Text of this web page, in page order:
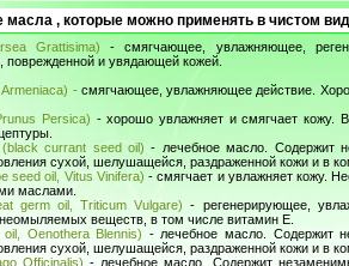
, которые можно применять в чистом
Grattisima) - смягчающее, увлажняющее,
поврежденной и увядающей кожей.
-смягчающее, увлажняющее действие.
Persica) - хорошо увлажняет и смягчает кожу.
currant seed oil) - лечебное масло. Содержит
сухой, шелушащейся, раздраженной кожи и в
seed oil, Vitus Vinifera) - смягчает и увлажняет кожу.
маслами.
germ oil, Triticum Vulgare) - регенерирующее,
веществ, в том числе витамин Е.
Oenothera Blennis) - лечебное масло. Содержит
сухой, шелушащейся, раздраженной кожи и в
Officinalis) - лечебное масло. Содержит